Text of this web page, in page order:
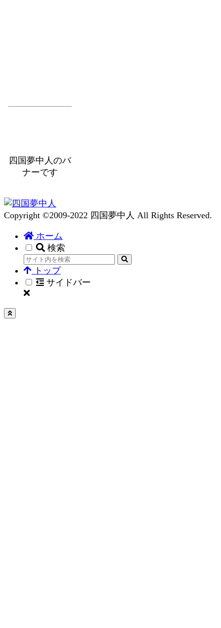
四国夢中人のバ
ナーです
Copyright ©2009-2022 四国夢中人 All Rights Reserved.
ホーム
検索
トップ
サイドバー